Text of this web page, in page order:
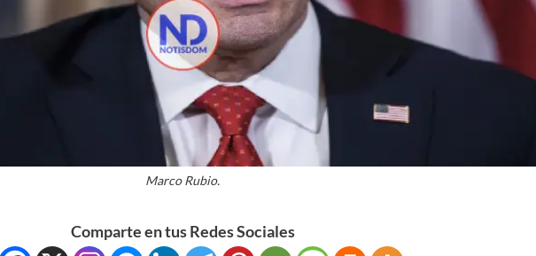
Marco Rubio.
Comparte en tus Redes Sociales